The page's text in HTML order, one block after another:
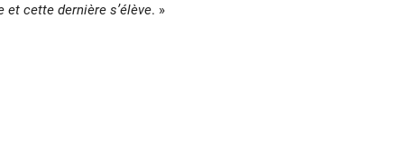
et cette dernière s’élève. »